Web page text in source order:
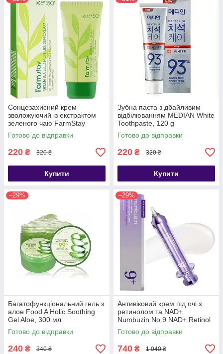
Сонцезахисний крем
зволожуючий із екстрактом
зеленого чаю FarmStay
Green Tea Seed Moisture Sun
Cream SPF50PA, 70 мл
Готово до відправки
220 ₴ 320 ₴
Купити
Зубна паста з дбайливим
відбілюванням MEDIAN White
Toothpaste, 120 g
Готово до відправки
220 ₴ 320 ₴
Купити
–29%
Багатофункціональний гель з
алое Food A Holic Soothing
Gel Aloe, 300 мл
Готово до відправки
240 ₴ 340 ₴
–29%
Антивіковий крем під очі з
ретинолом та NAD+
Numbuzin No.9 NAD+ Retinol
Volumetox Eye Cream 10 ml
Готово до відправки
740 ₴ 1 040 ₴